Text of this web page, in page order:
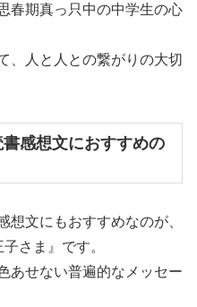
春期真っ只中の中学生の心
、人と人との繋がりの大切
感想文におすすめの
想文にもおすすめなのが、
さま』です。
あせない普遍的なメッセー